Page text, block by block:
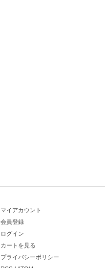
マイアカウント
会員登録
ログイン
カートを見る
プライバシーポリシー